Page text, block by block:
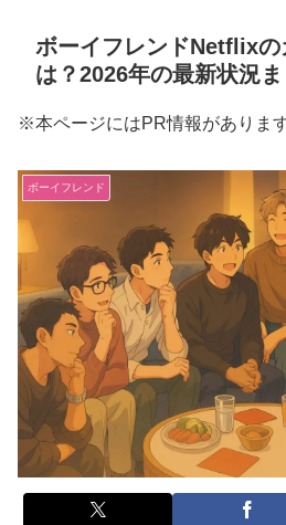
ボーイフレンドNetflixの
は？2026年の最新状況
※本ページにはPR情報がありま
ボーイフレンド